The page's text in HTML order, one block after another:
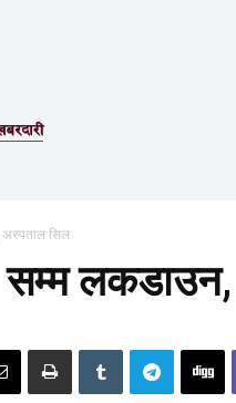
अस्पताल सिल
सम्म